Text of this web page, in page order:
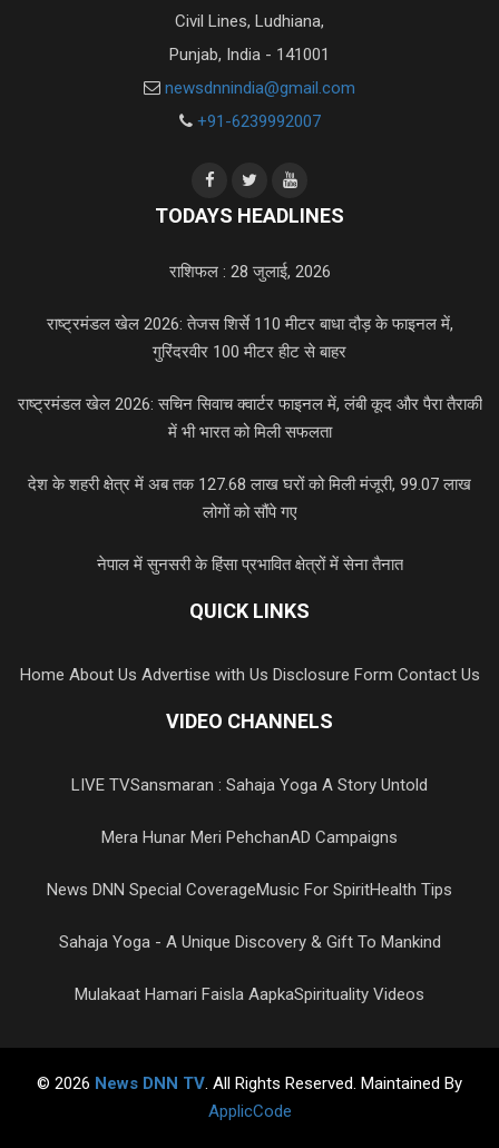
Civil Lines, Ludhiana,
Punjab, India - 141001
newsdnnindia@gmail.com
+91-6239992007
TODAYS HEADLINES
राशिफल : 28 जुलाई, 2026
राष्ट्रमंडल खेल 2026: तेजस शिर्से 110 मीटर बाधा दौड़ के फाइनल में,
गुरिंदरवीर 100 मीटर हीट से बाहर
राष्ट्रमंडल खेल 2026: सचिन सिवाच क्वार्टर फाइनल में, लंबी कूद और पैरा तैराकी
में भी भारत को मिली सफलता
देश के शहरी क्षेत्र में अब तक 127.68 लाख घरों को मिली मंजूरी, 99.07 लाख
लोगों को सौंपे गए
नेपाल में सुनसरी के हिंसा प्रभावित क्षेत्रों में सेना तैनात
QUICK LINKS
Home About Us Advertise with Us Disclosure Form Contact Us
VIDEO CHANNELS
LIVE TVSansmaran : Sahaja Yoga A Story Untold
Mera Hunar Meri PehchanAD Campaigns
News DNN Special CoverageMusic For SpiritHealth Tips
Sahaja Yoga - A Unique Discovery & Gift To Mankind
Mulakaat Hamari Faisla AapkaSpirituality Videos
© 2026 News DNN TV. All Rights Reserved. Maintained By
ApplicCode